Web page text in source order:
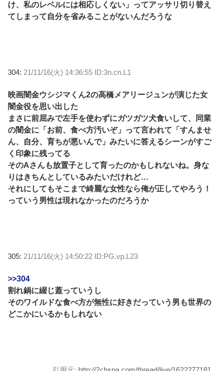
け、私のレベルには相応しくない」ってアッサリ切り替え
てしまって自分を省みることがないんだろうな
304: 21/11/16(火) 14:36:55 ID:3n.cn.L1
映画闇金ウシジマくん2の高橋メアリージュンが演じた女
闇金役を思い出した
まさに前屈みで左手を使わずにガツガツ犬食いして、同業
の闇金に「お前、食べ方汚いぞ」って言われて「すんませ
ん、自分、育ちが悪いんで」みたいに答えるシーンがすご
く印象に残ってる
そのAさんも放置子として育ったのかもしれないね。身な
りはきちんとしているみたいだけれど…
それにしてもそこまで綺麗な女性なら俺が正してやろう！
っていう男性は現れなかったのだろうか
305: 21/11/16(火) 14:50:22 ID:PG.vp.L23
>>304
割れ鍋に綴じ蓋っていうし
そのワイルドな食べ方が無性に好きだっていう男も世界の
どこかにいるかもしれない